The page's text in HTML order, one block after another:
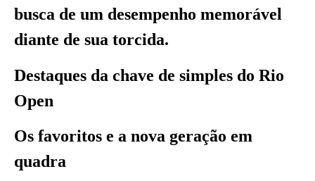
busca de um desempenho memorável
diante de sua torcida.
Destaques da chave de simples do Rio
Open
Os favoritos e a nova geração em
quadra